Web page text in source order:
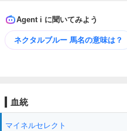
Agent i に聞いてみよう
ネクタルブルー 馬名の意味は？
血統
マイネルセレクト